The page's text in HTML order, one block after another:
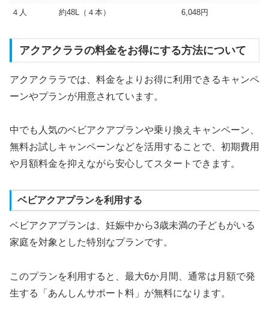
４人
約48L（４本） 6,048円
アクアクララの料金をお得にする方法について
アクアクララでは、料金をよりお得に利用できるキャンペ
ーンやプランが用意されています。
中でも人気のベビアクアプランや乗り換えキャンペーン、
無料お試しキャンペーンなどを活用することで、初期費用
や月額料金を抑えながら安心してスタートできます。
ベビアクアプランを利用する
ベビアクアプランは、妊娠中から3歳未満の子どもがいる
家庭を対象とした特別なプランです。
このプランを利用すると、最大6か月間、通常は月額で発
生する「あんしんサポート料」が無料になります。